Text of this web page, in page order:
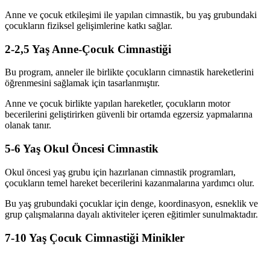
Anne ve çocuk etkileşimi ile yapılan cimnastik, bu yaş grubundaki
çocukların fiziksel gelişimlerine katkı sağlar.
2-2,5 Yaş Anne-Çocuk Cimnastiği
Bu program, anneler ile birlikte çocukların cimnastik hareketlerini
öğrenmesini sağlamak için tasarlanmıştır.
Anne ve çocuk birlikte yapılan hareketler, çocukların motor
becerilerini geliştirirken güvenli bir ortamda egzersiz yapmalarına
olanak tanır.
5-6 Yaş Okul Öncesi Cimnastik
Okul öncesi yaş grubu için hazırlanan cimnastik programları,
çocukların temel hareket becerilerini kazanmalarına yardımcı olur.
Bu yaş grubundaki çocuklar için denge, koordinasyon, esneklik ve
grup çalışmalarına dayalı aktiviteler içeren eğitimler sunulmaktadır.
7-10 Yaş Çocuk Cimnastiği Minikler